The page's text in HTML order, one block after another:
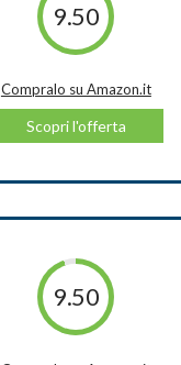
9.50
Compralo su Amazon.it
Scopri l'offerta
9.50